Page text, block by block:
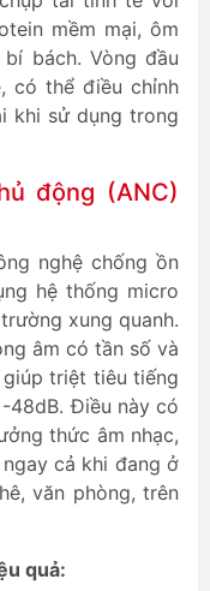
mềm mại, ôm
bách. Vòng đầu
có thể điều chỉnh
khi sử dụng trong
động (ANC)
nghệ chống ồn
hệ thống micro
xung quanh.
âm có tần số và
triệt tiêu tiếng
48dB. Điều này có
thức âm nhạc,
cả khi đang ở
văn phòng, trên
quả: